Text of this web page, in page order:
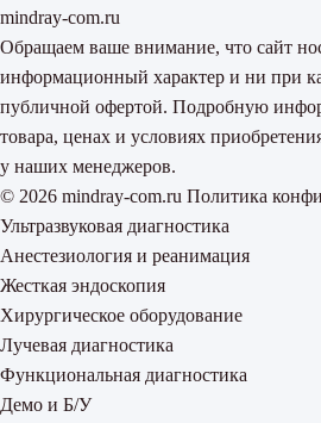
mindray-com.ru
Обращаем ваше внимание, что сайт
информационный характер и ни при
публичной офертой. Подробную
товара, ценах и условиях
у наших менеджеров.
© 2026 mindray-com.ru Политика
Ультразвуковая диагностика
Анестезиология и реанимация
Жесткая эндоскопия
Хирургическое оборудование
Лучевая диагностика
Функциональная диагностика
Демо и Б/У